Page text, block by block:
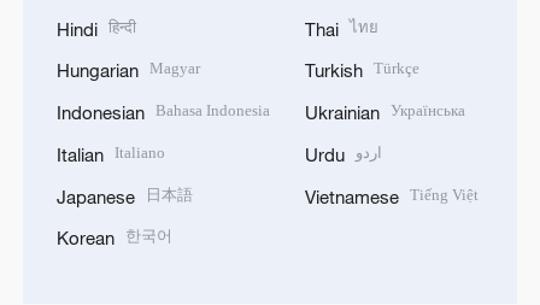
Hindi हिन्दी
Hungarian Magyar
Indonesian Bahasa Indonesia
Italian Italiano
Japanese 日本語
Korean 한국어
Thai ไทย
Turkish Türkçe
Ukrainian Українська
Urdu اردو
Vietnamese Tiếng Việt